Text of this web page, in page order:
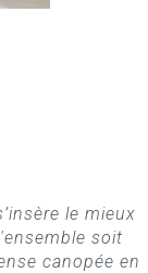
le mieux
soit
canopée en